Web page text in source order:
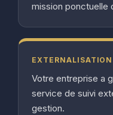
mission ponctuelle
Votre entreprise a
service de suivi
gestion.